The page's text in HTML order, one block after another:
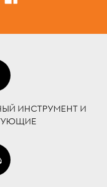
ИНСТРУМЕНТ И